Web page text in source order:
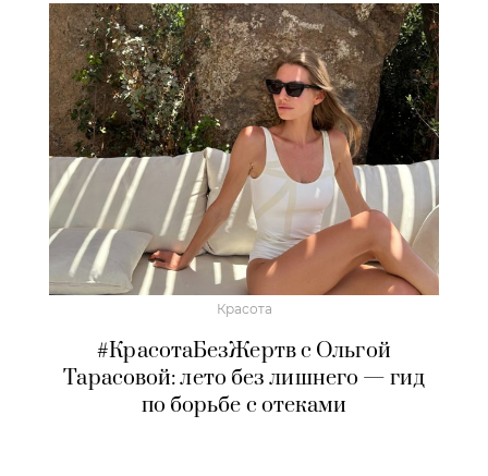
Красота
#КрасотаБезЖертв с Ольгой
Тарасовой: лето без лишнего — гид
по борьбе с отеками